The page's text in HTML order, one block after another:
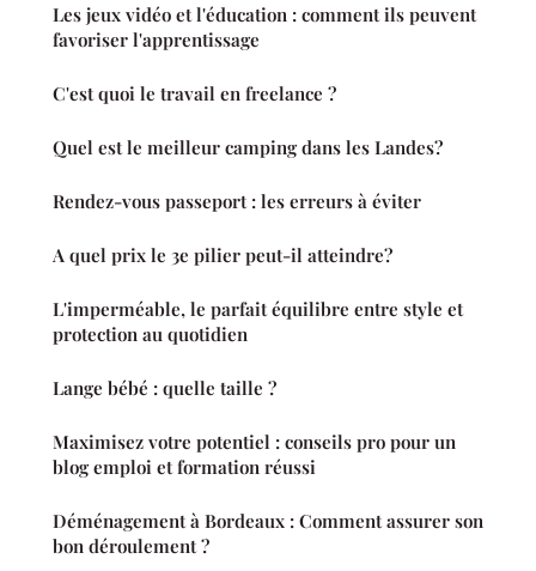
Les jeux vidéo et l'éducation : comment ils peuvent
favoriser l'apprentissage
C'est quoi le travail en freelance ?
Quel est le meilleur camping dans les Landes?
Rendez-vous passeport : les erreurs à éviter
A quel prix le 3e pilier peut-il atteindre?
L'imperméable, le parfait équilibre entre style et
protection au quotidien
Lange bébé : quelle taille ?
Maximisez votre potentiel : conseils pro pour un
blog emploi et formation réussi
Déménagement à Bordeaux : Comment assurer son
bon déroulement ?